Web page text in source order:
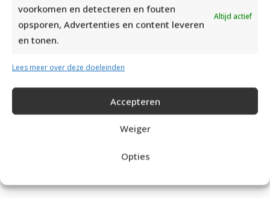
voorkomen en detecteren en fouten
opsporen, Advertenties en content leveren
en tonen.
Altijd actief
Lees meer over deze doeleinden
Accepteren
Weiger
Opties
IDEALE CAPUCHONTRUI BREIEN VOOR THUIS OP DE BANK